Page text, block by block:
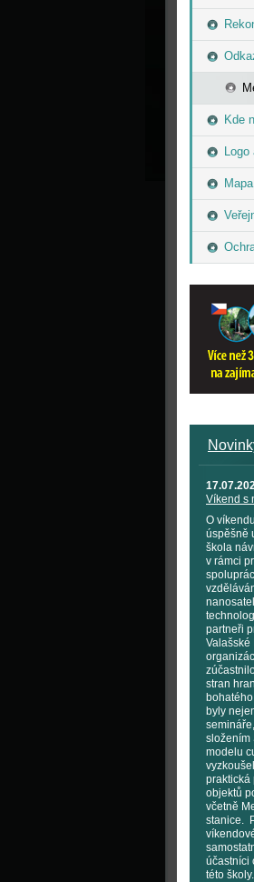
Kde
Víkend s
O
úspěšně
škola
v rámci
partneři
Valašské
stran
byly
složením
modelu
praktická
objektů
včetně
stanice.
účastníci
této školy.